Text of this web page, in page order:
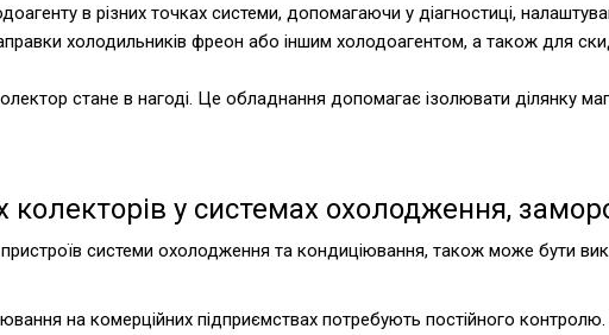
в різних точках системи, допомагаючи у діагностиці,
холодильників фреон або іншим холодоагентом, а також для
стане в нагоді. Це обладнання допомагає ізолювати ділянку
у системах охолодження,
системи охолодження та кондиціювання, також може бути
на комерційних підприємствах потребують постійного